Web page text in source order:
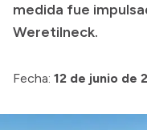
Convocatorias
Intranet
medida fue
Weretilneck.
Fecha: 12 de junio de